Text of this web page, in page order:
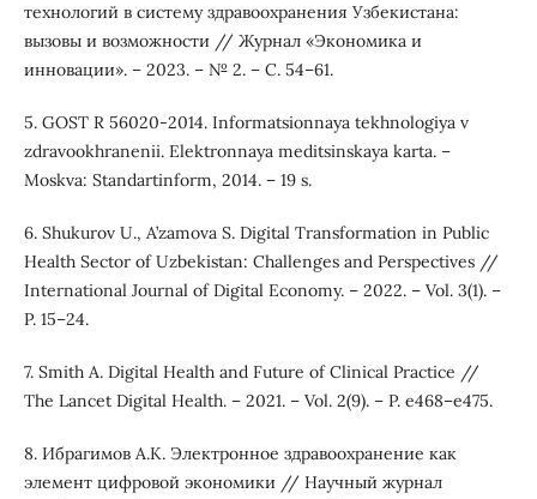
технологий в систему здравоохранения Узбекистана:
вызовы и возможности // Журнал «Экономика и
инновации». – 2023. – № 2. – С. 54–61.
5. GOST R 56020-2014. Informatsionnaya tekhnologiya v
zdravookhranenii. Elektronnaya meditsinskaya karta. –
Moskva: Standartinform, 2014. – 19 s.
6. Shukurov U., A’zamova S. Digital Transformation in Public
Health Sector of Uzbekistan: Challenges and Perspectives //
International Journal of Digital Economy. – 2022. – Vol. 3(1). –
P. 15–24.
7. Smith A. Digital Health and Future of Clinical Practice //
The Lancet Digital Health. – 2021. – Vol. 2(9). – P. e468–e475.
8. Ибрагимов А.К. Электронное здравоохранение как
элемент цифровой экономики // Научный журнал